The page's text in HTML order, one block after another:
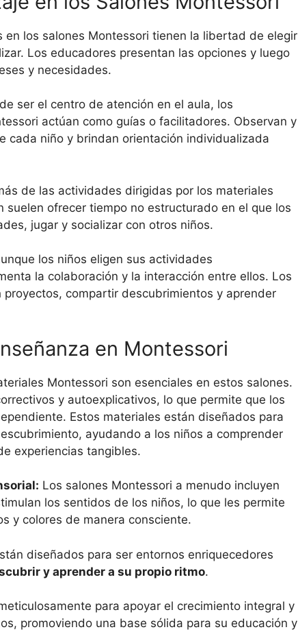
en los salones Montessori tienen la libertad de elegir
Los educadores presentan las opciones y luego
y necesidades.
ser el centro de atención en el aula, los
actúan como guías o facilitadores. Observan y
cada niño y brindan orientación individualizada
de las actividades dirigidas por los materiales
suelen ofrecer tiempo no estructurado en el que los
jugar y socializar con otros niños.
los niños eligen sus actividades
la colaboración y la interacción entre ellos. Los
compartir descubrimientos y aprender
en Montessori
Montessori son esenciales en estos salones.
y autoexplicativos, lo que permite que los
Estos materiales están diseñados para
ayudando a los niños a comprender
experiencias tangibles.
Los salones Montessori a menudo incluyen
los sentidos de los niños, lo que les permite
y colores de manera consciente.
diseñados para ser entornos enriquecedores
y aprender a su propio ritmo.
para apoyar el crecimiento integral y
promoviendo una base sólida para su educación y